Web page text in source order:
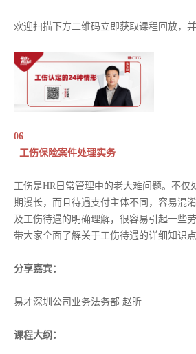
欢迎扫描下方二维码立即获取课程回放，
06
工伤保险案件处理实务
工伤是HR日常管理中的老大难问题。不仅
期漫长，而且待遇支付主体不同，容易混
及工伤待遇的明确理解，很容易引起一些
带大家全面了解关于工伤待遇的详细知识
分享嘉宾：
易才深圳公司业务法务部 赵昕
课程大纲：